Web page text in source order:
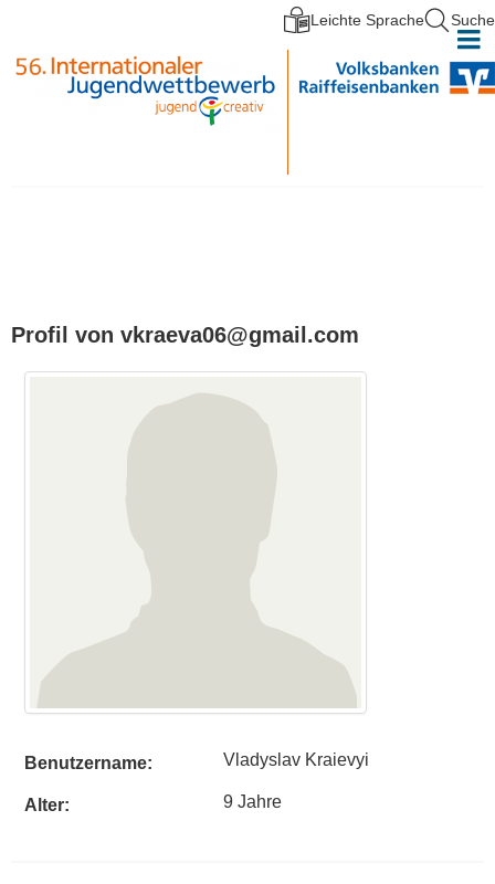
Leichte Sprache Suche
Profil von vkraeva06@gmail.com
Benutzername: Vladyslav Kraievyi
Alter: 9 Jahre